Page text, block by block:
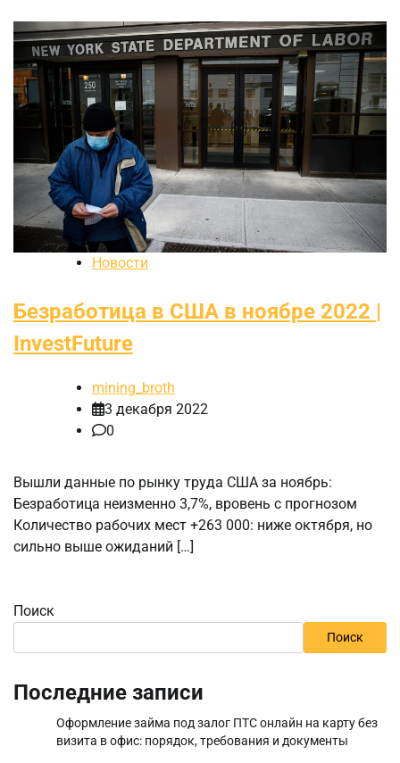
Новости
Безработица в США в ноябре 2022 |
InvestFuture
mining_broth
3 декабря 2022
0
Вышли данные по рынку труда США за ноябрь:
Безработица неизменно 3,7%, вровень с прогнозом
Количество рабочих мест +263 000: ниже октября, но
сильно выше ожиданий […]
Поиск
Поиск
Последние записи
Оформление займа под залог ПТС онлайн на карту без
визита в офис: порядок, требования и документы